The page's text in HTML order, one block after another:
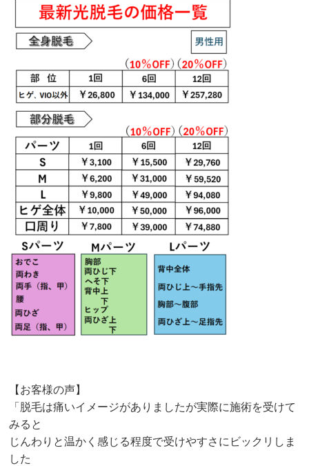
【お客様の声】
「脱毛は痛いイメージがありましたが実際に施術を受けて
みると
じんわりと温かく感じる程度で受けやすさにビックリしま
した